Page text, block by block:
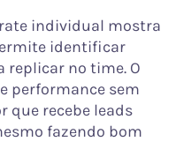
individual mostra
identificar
no time. O
performance sem
que recebe leads
fazendo bom